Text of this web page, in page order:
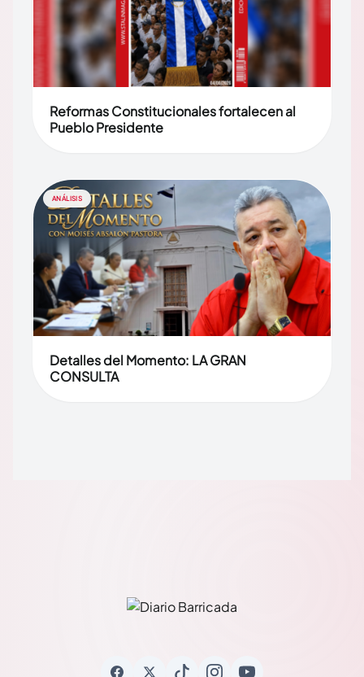
Reformas Constitucionales fortalecen al
Pueblo Presidente
ANÁLISIS
Detalles del Momento: LA GRAN
CONSULTA